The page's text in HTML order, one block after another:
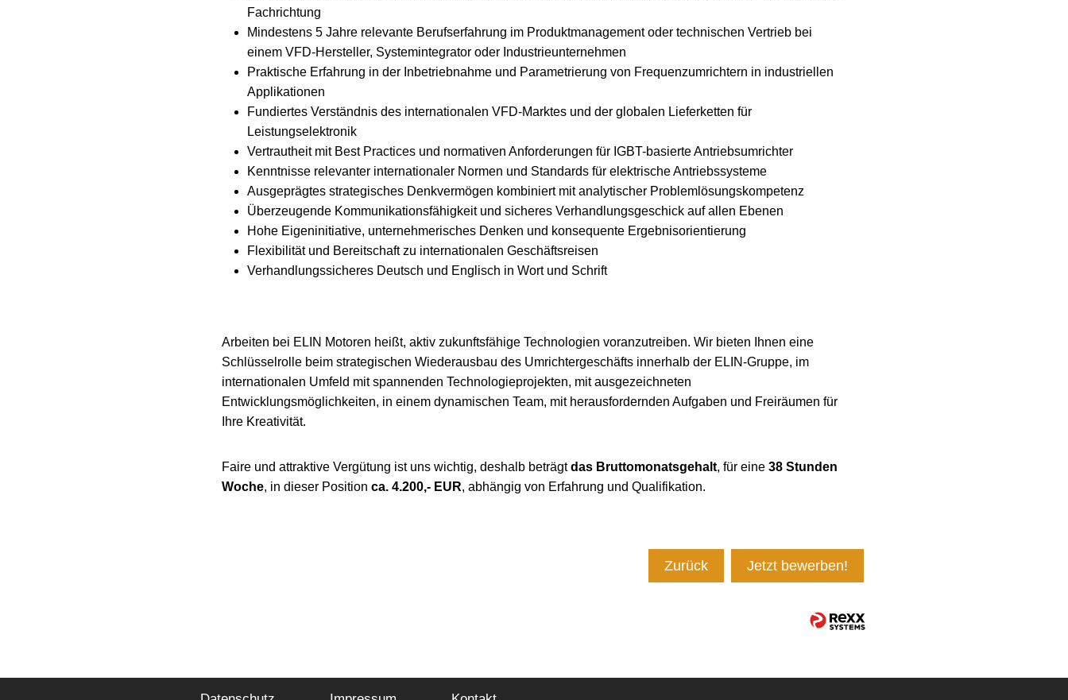
Fachrichtung
Mindestens 5 Jahre relevante Berufserfahrung im Produktmanagement oder technischen Vertrieb bei
einem VFD-Hersteller, Systemintegrator oder Industrieunternehmen
Praktische Erfahrung in der Inbetriebnahme und Parametrierung von Frequenzumrichtern in industriellen
Applikationen
Fundiertes Verständnis des internationalen VFD-Marktes und der globalen Lieferketten für
Leistungselektronik
Vertrautheit mit Best Practices und normativen Anforderungen für IGBT-basierte Antriebsumrichter
Kenntnisse relevanter internationaler Normen und Standards für elektrische Antriebssysteme
Ausgeprägtes strategisches Denkvermögen kombiniert mit analytischer Problemlösungskompetenz
Überzeugende Kommunikationsfähigkeit und sicheres Verhandlungsgeschick auf allen Ebenen
Hohe Eigeninitiative, unternehmerisches Denken und konsequente Ergebnisorientierung
Flexibilität und Bereitschaft zu internationalen Geschäftsreisen
Verhandlungssicheres Deutsch und Englisch in Wort und Schrift
Arbeiten bei ELIN Motoren heißt, aktiv zukunftsfähige Technologien voranzutreiben. Wir bieten Ihnen eine
Schlüsselrolle beim strategischen Wiederausbau des Umrichtergeschäfts innerhalb der ELIN-Gruppe, im
internationalen Umfeld mit spannenden Technologieprojekten, mit ausgezeichneten
Entwicklungsmöglichkeiten, in einem dynamischen Team, mit herausfordernden Aufgaben und Freiräumen für
Ihre Kreativität.
Faire und attraktive Vergütung ist uns wichtig, deshalb beträgtdas Bruttomonatsgehalt, für eine 38 Stunden
Woche, in dieser Position ca. 4.200,- EUR, abhängig von Erfahrung und Qualifikation.
Zurück Jetzt bewerben!